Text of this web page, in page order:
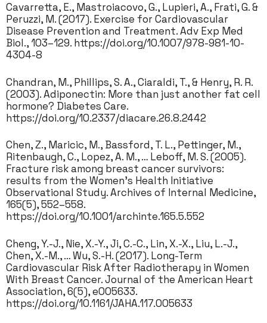
Cavarretta, E., Mastroiacovo, G., Lupieri, A., Frati, G. &
Peruzzi, M. (2017). Exercise for Cardiovascular
Disease Prevention and Treatment. Adv Exp Med
Biol., 103–129. https://doi.org/10.1007/978-981-10-
4304-8
Chandran, M., Phillips, S. A., Ciaraldi, T., & Henry, R. R.
(2003). Adiponectin: More than just another fat cell
hormone? Diabetes Care.
https://doi.org/10.2337/diacare.26.8.2442
Chen, Z., Maricic, M., Bassford, T. L., Pettinger, M.,
Ritenbaugh, C., Lopez, A. M., … Leboff, M. S. (2005).
Fracture risk among breast cancer survivors:
results from the Women’s Health Initiative
Observational Study. Archives of Internal Medicine,
165(5), 552–558.
https://doi.org/10.1001/archinte.165.5.552
Cheng, Y.-J., Nie, X.-Y., Ji, C.-C., Lin, X.-X., Liu, L.-J.,
Chen, X.-M., … Wu, S.-H. (2017). Long-Term
Cardiovascular Risk After Radiotherapy in Women
With Breast Cancer. Journal of the American Heart
Association, 6(5), e005633.
https://doi.org/10.1161/JAHA.117.005633